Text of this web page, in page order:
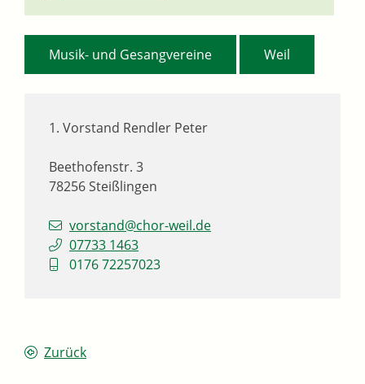
1. Vorstand Rendler Peter
Beethofenstr. 3
78256Steißlingen
vorstand@chor-weil.de
07733 1463
0176 72257023
Musik- und Gesangvereine Weil
Zurück